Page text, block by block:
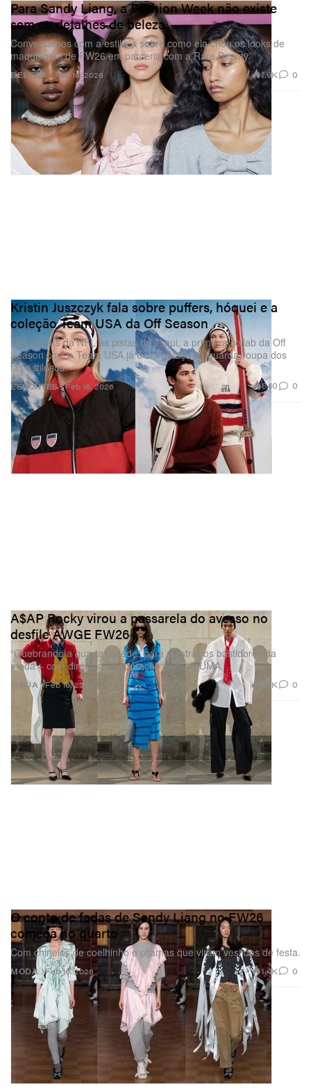
BELEZA
Para Sandy Liang, a Fashion Week não existe
sem os detalhes de beleza
Conversamos com a estilista sobre como ela criou os looks de
maquiagem de FW26 em parceria com a Rare Beauty.
Feb 16, 2026 1.9K 0
ESPORTES
Kristin Juszczyk fala sobre puffers, hóquei e a
coleção Team USA da Off Season
Dos puffers da NFL às pistas de esqui, a primeira collab da Off
Season com a Team USA já é um golaço no guarda‑roupa dos
fãs estilosos.
Feb 16, 2026 840 0
MODA
A$AP Rocky virou a passarela do avesso no
desfile AWGE FW26
“Quebrando a quarta parede” para mostrar os bastidores da
moda – com direito a colaboração com a PUMA.
Feb 16, 2026 1.5K 0
MODA
O conto de fadas de Sandy Liang no FW26
começa no quarto
Com chinelos de coelhinho e pijamas que viram vestidos de festa.
Feb 16, 2026 1.4K 0